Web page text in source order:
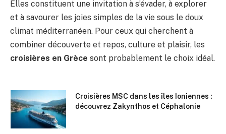
Elles constituent une invitation à s’évader, à explorer
et à savourer les joies simples de la vie sous le doux
climat méditerranéen. Pour ceux qui cherchent à
combiner découverte et repos, culture et plaisir, les
croisières en Grèce sont probablement le choix idéal.
Croisières MSC dans les îles Ioniennes :
découvrez Zakynthos et Céphalonie